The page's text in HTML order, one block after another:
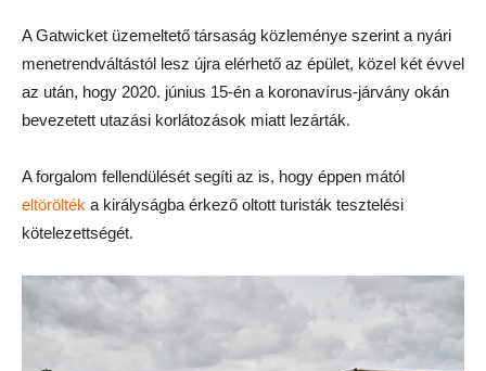
A Gatwicket üzemeltető társaság közleménye szerint a nyári
menetrendváltástól lesz újra elérhető az épület, közel két évvel
az után, hogy 2020. június 15-én a koronavírus-járvány okán
bevezetett utazási korlátozások miatt lezárták.
A forgalom fellendülését segíti az is, hogy éppen mától
eltörölték a királyságba érkező oltott turisták tesztelési
kötelezettségét.